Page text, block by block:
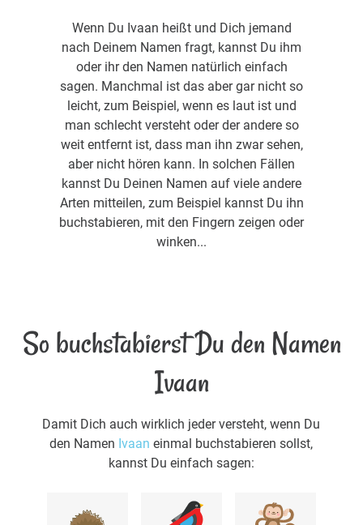
Wenn Du Ivaan heißt und Dich jemand
nach Deinem Namen fragt, kannst Du ihm
oder ihr den Namen natürlich einfach
sagen. Manchmal ist das aber gar nicht so
leicht, zum Beispiel, wenn es laut ist und
man schlecht versteht oder der andere so
weit entfernt ist, dass man ihn zwar sehen,
aber nicht hören kann. In solchen Fällen
kannst Du Deinen Namen auf viele andere
Arten mitteilen, zum Beispiel kannst Du ihn
buchstabieren, mit den Fingern zeigen oder
winken...
So buchstabierst Du den Namen
Ivaan
Damit Dich auch wirklich jeder versteht, wenn Du
den Namen Ivaan einmal buchstabieren sollst,
kannst Du einfach sagen: